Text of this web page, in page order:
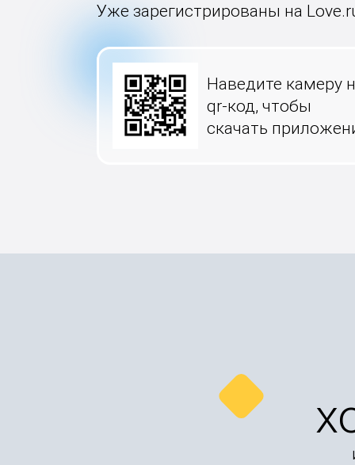
Уже зарегистрированы на
Наведите камеру
qr-код, чтобы
скачать